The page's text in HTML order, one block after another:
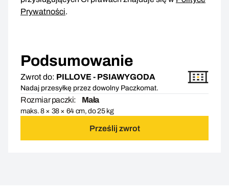
Prywatności.
Podsumowanie
Zwrot do: PILLOVE - PSIAWYGODA
Nadaj przesyłkę przez dowolny Paczkomat.
Rozmiar paczki: Mała
maks. 8 × 38 × 64 cm, do 25 kg
Prześlij zwrot